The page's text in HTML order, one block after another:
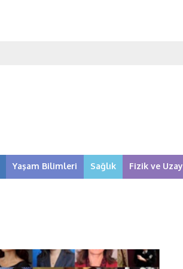
Yaşam Bilimleri Sağlık Fizik ve Uzay